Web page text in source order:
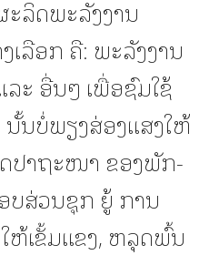
ລິດພະລັງງານ
ລືອກ ຄື: ພະລັງງານ
ລະ ອື່ນໆ ເພື່ອຊົມໃຊ້
ນບໍ່ພຽງສ່ອງແສງໃຫ້
ດປາຖະໜາ ຂອງພັກ-
ບສ່ວນຊຸກ ຍູ້ ການ
ຫ້ເຂັ້ມແຂງ, ຫລຸດພົ້ນ